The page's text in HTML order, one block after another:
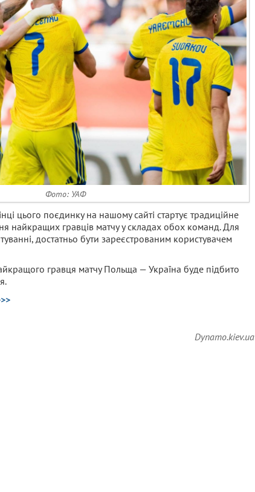
Фото: УАФ
цього поєдинку на нашому сайті стартує традиційне
найкращих гравців матчу у складах обох команд. Для
достатньо бути зареєстрованим користувачем
гравця матчу Польща — Україна буде підбито
Dynamo.kiev.ua